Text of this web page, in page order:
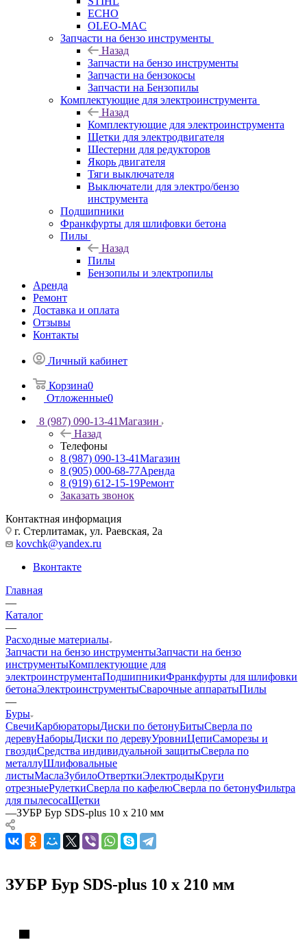
ECHO
OLEO-MAC
Запчасти на бензо инструменты
Назад
Запчасти на бензо инструменты
Запчасти на бензокосы
Запчасти на Бензопилы
Комплектующие для электроинструмента
Назад
Комплектующие для электроинструмента
Щетки для электродвигателя
Шестерни для редукторов
Якорь двигателя
Тяги выключателя
Выключатели для электро/бензо
инструмента
Подшипники
Франкфурты для шлифовки бетона
Пилы
Назад
Пилы
Бензопилы и электропилы
Аренда
Ремонт
Доставка и оплата
Отзывы
Контакты
Личный кабинет
Корзина0
Отложенные0
8 (987) 090-13-41Магазин
Назад
Телефоны
8 (987) 090-13-41Магазин
8 (905) 000-68-77Аренда
8 (919) 612-15-19Ремонт
Заказать звонок
Контактная информация
г. Стерлитамак, ул. Раевская, 2а
kovchk@yandex.ru
Вконтакте
Главная
—
Каталог
—
Расходные материалы
Запчасти на бензо инструментыЗапчасти на бензо
инструментыКомплектующие для
электроинструментаПодшипникиФранкфурты для шлифовки
бетонаЭлектроинструментыСварочные аппаратыПилы
—
Буры
СвечиКарбюраторыДиски по бетонуБитыСверла по
деревуНаборыДиски по деревуУровниЦепиСаморезы и
гвоздиСредства индивидуальной защитыСверла по
металлуШлифовальные
листыМаслаЗубилоОтверткиЭлектродыКруги
отрезныеРулеткиСверла по кафелюСверла по бетонуФильтра
для пылесосаЩетки
—ЗУБР Бур SDS-plus 10 х 210 мм
ЗУБР Бур SDS-plus 10 х 210 мм